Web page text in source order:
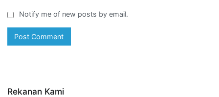
Notify me of new posts by email.
Rekanan Kami